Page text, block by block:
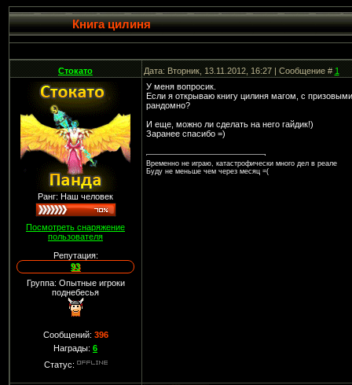
Книга цилиня
Стокато Дата: Вторник, 13.11.2012, 16:27 | Сообщение #1
Ранг: Наш человек
Посмотреть снаряжение
пользователя
Репутация:
93
Группа: Опытные игроки
поднебесья
Сообщений: 396
Награды: 6
Статус:
У меня вопросик.
Если я открываю книгу цилиня магом, с
рандомно?
И еще, можно ли сделать на него гайдик!)
Заранее спасибо =)
Временно не играю, катастрофически много дел в реале
Буду не меньше чем через месяц =(